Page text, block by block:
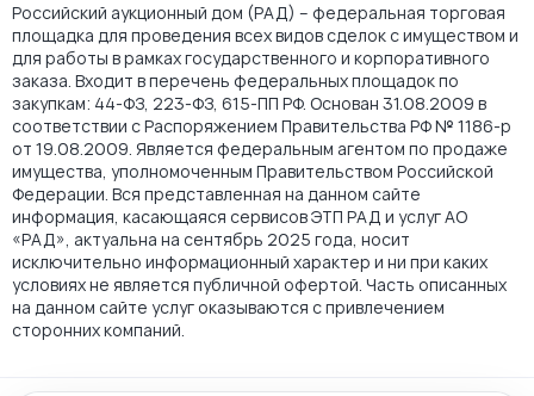
Российский аукционный дом (РАД) – федеральная торговая
площадка для проведения всех видов сделок с имуществом и
для работы в рамках государственного и корпоративного
заказа. Входит в перечень федеральных площадок по
закупкам: 44-ФЗ, 223-ФЗ, 615-ПП РФ. Основан 31.08.2009 в
соответствии с Распоряжением Правительства РФ № 1186-р
от 19.08.2009. Является федеральным агентом по продаже
имущества, уполномоченным Правительством Российской
Федерации. Вся представленная на данном сайте
информация, касающаяся сервисов ЭТП РАД и услуг АО
«РАД», актуальна на сентябрь 2025 года, носит
исключительно информационный характер и ни при каких
условиях не является публичной офертой. Часть описанных
на данном сайте услуг оказываются с привлечением
сторонних компаний.